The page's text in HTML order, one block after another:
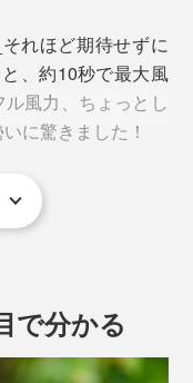
れほど期待せずに
、約10秒で最大風
風力、ちょっとし
に驚きました！
ドライヤーなどに
ては、かなりのハ
で分かる